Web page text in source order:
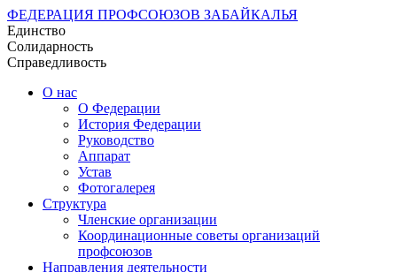
ФЕДЕРАЦИЯ ПРОФСОЮЗОВ ЗАБАЙКАЛЬЯ
Единство
Солидарность
Справедливость
О нас
О Федерации
История Федерации
Руководство
Аппарат
Устав
Фотогалерея
Структура
Членские организации
Координационные советы организаций
профсоюзов
Направления деятельности